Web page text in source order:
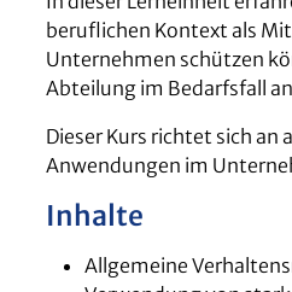
beruflichen Kontext als
Unternehmen schützen
Abteilung im Bedarfsfall
Dieser Kurs richtet sich
Anwendungen im
Inhalte
Allgemeine